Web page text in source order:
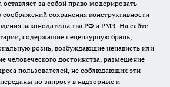
за собой право модерировать
сохранения конструктивности
законодательства РФ и РМЭ. На сайте
содержащие нецензурную брань,
рознь, возбуждающие ненависть или
человеческого достоинства, размещение
пользователей, не соблюдающих эти
по запросу в надзорные и